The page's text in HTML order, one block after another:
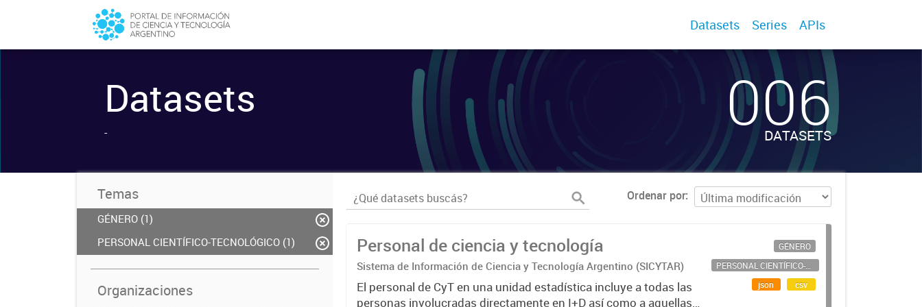
Datasets Series APIs
Datasets
- 006
DATASETS
Temas
GÉNERO (1)
PERSONAL CIENTÍFICO-TECNOLÓGICO (1)
Organizaciones
Ordenar por
Personal de ciencia y tecnología
Sistema de Información de Ciencia y Tecnología Argentino (SICYTAR)
El personal de CyT en una unidad estadística incluye a todas las
personas involucradas directamente en I+D así como a aquellas
GÉNERO
PERSONAL CIENTÍFICO-TECNOLÓGICO
json
csv